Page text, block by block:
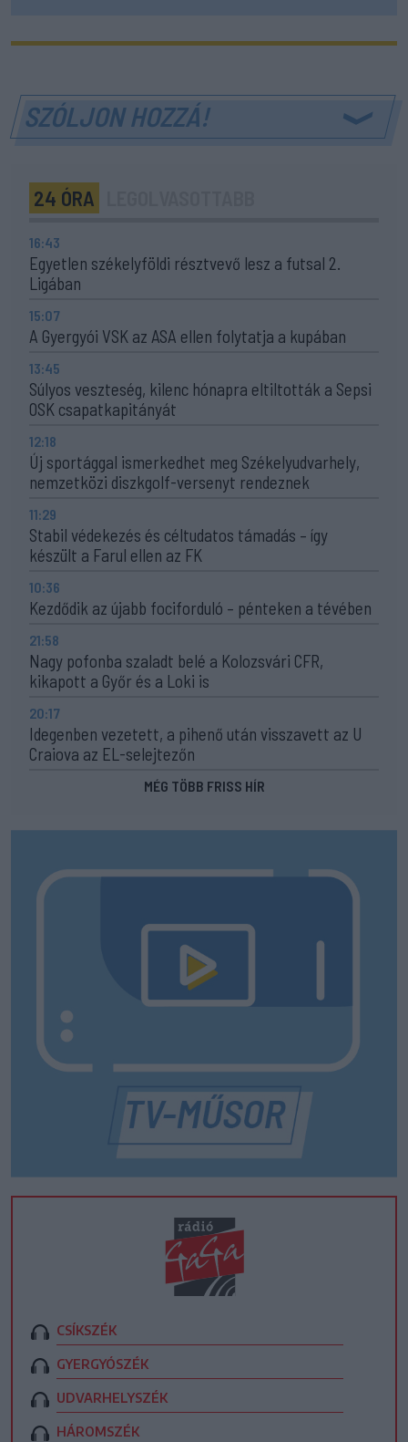
SZÓLJON HOZZÁ!
24 ÓRA
16:43
Egyetlen székelyföldi résztvevő lesz a futsal 2.
Ligában
15:07
A Gyergyói VSK az ASA ellen folytatja a kupában
13:45
Súlyos veszteség, kilenc hónapra eltiltották a Sepsi
OSK csapatkapitányát
12:18
Új sportággal ismerkedhet meg Székelyudvarhely,
nemzetközi diszkgolf-versenyt rendeznek
11:29
Stabil védekezés és céltudatos támadás – így
készült a Farul ellen az FK
10:36
Kezdődik az újabb fociforduló – pénteken a tévében
21:58
Nagy pofonba szaladt belé a Kolozsvári CFR,
kikapott a Győr és a Loki is
20:17
Idegenben vezetett, a pihenő után visszavett az U
Craiova az EL-selejtezőn
MÉG TÖBB FRISS HÍR
CSÍKSZÉK
GYERGYÓSZÉK
UDVARHELYSZÉK
HÁROMSZÉK